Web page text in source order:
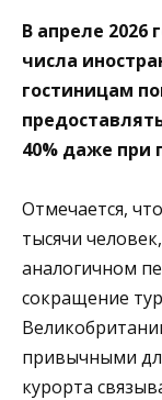
В апреле 2026
числа
гостиницам
40% даже при
Отмечается,
тысячи
аналогичном
сокращение
привычными
курорта